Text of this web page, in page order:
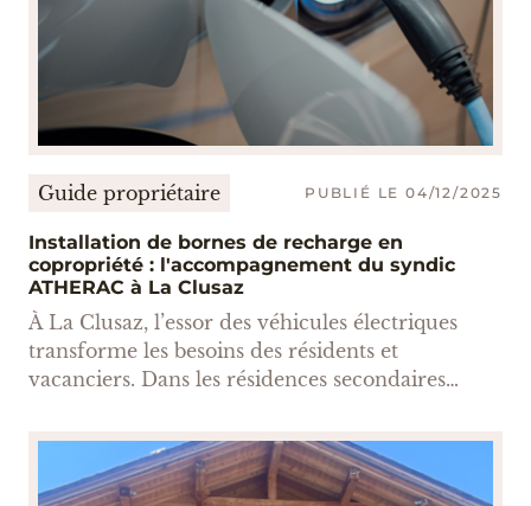
Guide propriétaire PUBLIÉ LE 04/12/2025
Installation de bornes de recharge en
copropriété : l'accompagnement du syndic
ATHERAC à La Clusaz
À La Clusaz, l’essor des véhicules électriques
transforme les besoins des résidents et
vacanciers. Dans les résidences secondaires
demande d’installation de bornes IRVE
(Infrastructure de Recharge pour Véhicules
Électriques) s’accélère.